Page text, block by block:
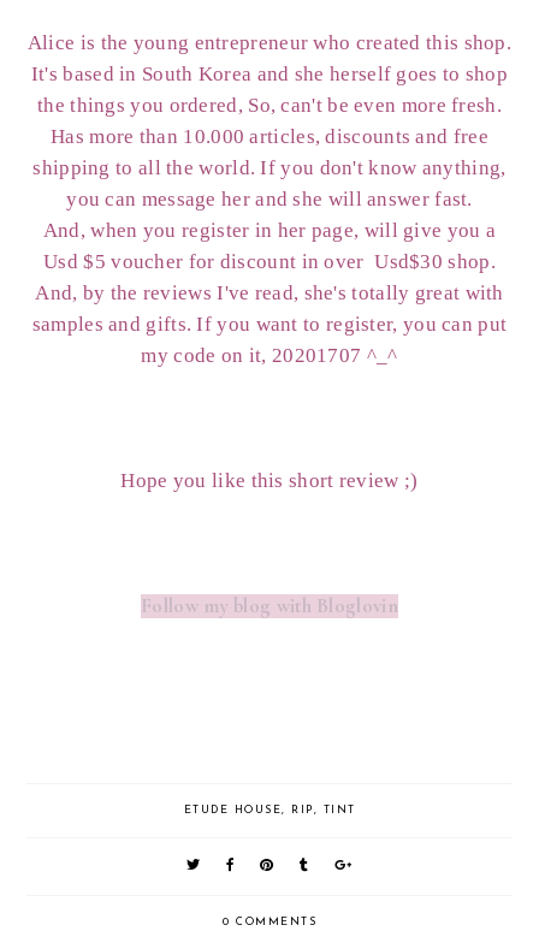
Alice is the young entrepreneur who created this shop.
It's based in South Korea and she herself goes to shop
the things you ordered, So, can't be even more fresh.
Has more than 10.000 articles, discounts and free
shipping to all the world. If you don't know anything,
you can message her and she will answer fast.
And, when you register in her page, will give you a
Usd $5 voucher for discount in over Usd$30 shop.
And, by the reviews I've read, she's totally great with
samples and gifts. If you want to register, you can put
my code on it, 20201707 ^_^
Hope you like this short review ;)
Follow my blog with Bloglovin
ETUDE HOUSE, RIP , TINT
0 COMMENTS